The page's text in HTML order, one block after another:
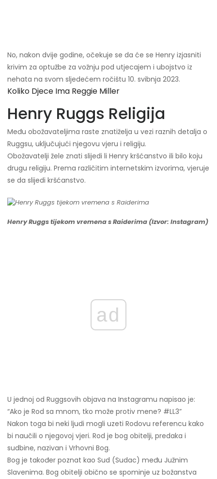
No, nakon dvije godine, očekuje se da će se Henry izjasniti
krivim za optužbe za vožnju pod utjecajem i ubojstvo iz
nehata na svom sljedećem ročištu 10. svibnja 2023.
Koliko Djece Ima Reggie Miller
Henry Ruggs Religija
Među obožavateljima raste znatiželja u vezi raznih detalja o
Ruggsu, uključujući njegovu vjeru i religiju.
Obožavatelji žele znati slijedi li Henry kršćanstvo ili bilo koju
drugu religiju. Prema različitim internetskim izvorima, vjeruje
se da slijedi kršćanstvo.
Henry Ruggs tijekom vremena s Raiderima (Izvor: Instagram)
ad
U jednoj od Ruggsovih objava na Instagramu napisao je:
“Ako je Rod sa mnom, tko može protiv mene? #LL3”
Nakon toga bi neki ljudi mogli uzeti Rodovu referencu kako
bi naučili o njegovoj vjeri. Rod je bog obitelji, predaka i
sudbine, nazivan i Vrhovni Bog.
Bog je također poznat kao Sud (Sudac) među Južnim
Slavenima. Bog obitelji obično se spominje uz božanstva